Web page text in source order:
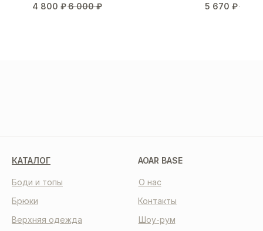
4 800 ₽6 000 ₽ 5 670 ₽
КАТАЛОГ AOAR BASE
О нас
Контакты
Шоу-рум
Боди и топы
Брюки
Верхняя одежда